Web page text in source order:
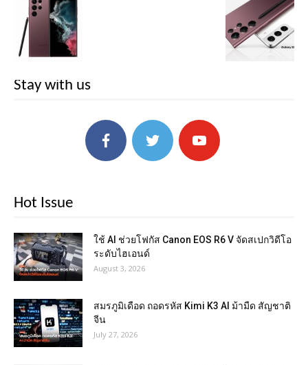
Stay with us
Hot Issue
ใช้ AI ช่วยโฟกัส Canon EOS R6 V จัดสเปกวิดีโอ
ระดับไฮเอนด์
August 3, 2026
สมรภูมิเดือด ถอดรหัส Kimi K3 AI ม้ามืด สัญชาติ
จีน
July 27, 2026